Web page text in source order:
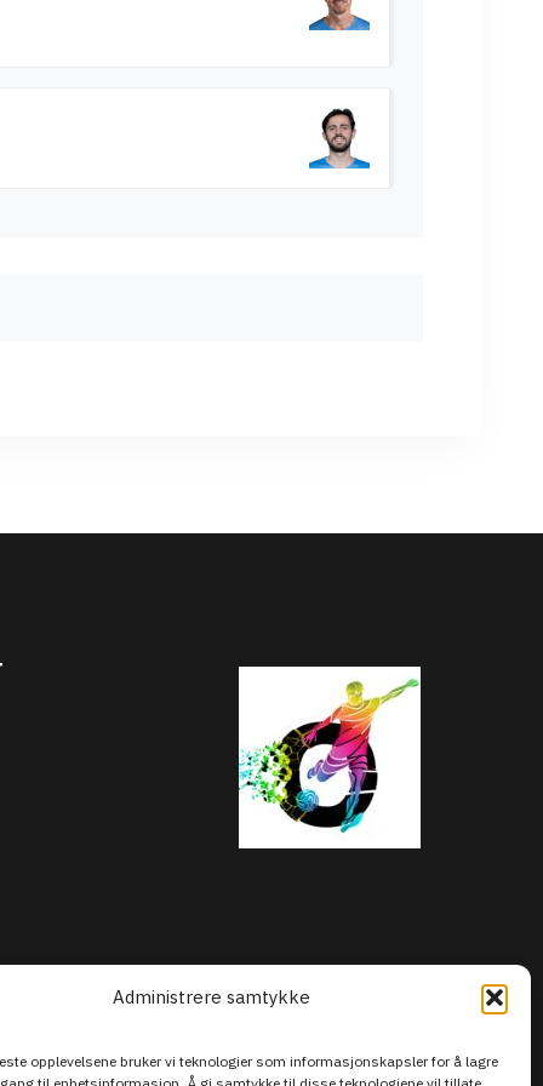
Administrere samtykke
opplevelsene bruker vi teknologier som informasjonskapsler for å lagre